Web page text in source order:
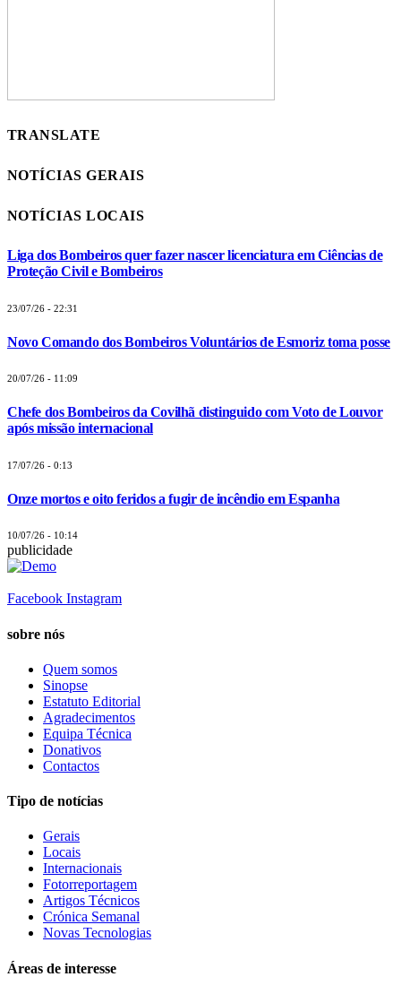
TRANSLATE
NOTÍCIAS GERAIS
NOTÍCIAS LOCAIS
Liga dos Bombeiros quer fazer nascer licenciatura em Ciências de
Proteção Civil e Bombeiros
23/07/26 - 22:31
Novo Comando dos Bombeiros Voluntários de Esmoriz toma posse
20/07/26 - 11:09
Chefe dos Bombeiros da Covilhã distinguido com Voto de Louvor
após missão internacional
17/07/26 - 0:13
Onze mortos e oito feridos a fugir de incêndio em Espanha
10/07/26 - 10:14
publicidade
Facebook Instagram
sobre nós
Quem somos
Sinopse
Estatuto Editorial
Agradecimentos
Equipa Técnica
Donativos
Contactos
Tipo de notícias
Gerais
Locais
Internacionais
Fotorreportagem
Artigos Técnicos
Crónica Semanal
Novas Tecnologias
Áreas de interesse